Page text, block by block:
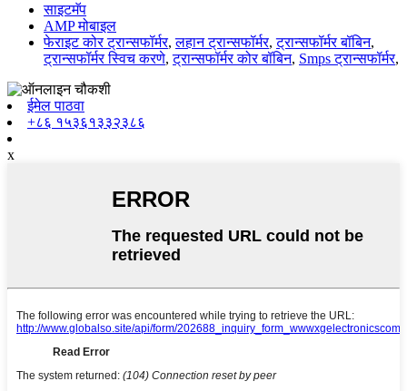
साइटमॅप
AMP मोबाइल
फेराइट कोर ट्रान्सफॉर्मर,लहान ट्रान्सफॉर्मर,ट्रान्सफॉर्मर बॉबिन,
ट्रान्सफॉर्मर स्विच करणे,ट्रान्सफॉर्मर कोर बॉबिन, Smps ट्रान्सफॉर्मर,
ईमेल पाठवा
+८६ १५३६१३३२३८६
x